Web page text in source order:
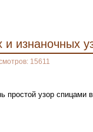
изнаночных
15611
простой узор спицами